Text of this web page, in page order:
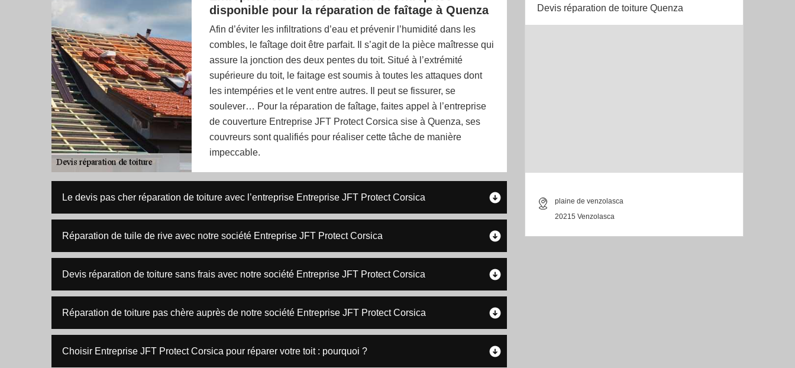
disponible pour la réparation de faîtage à Quenza
Afin d’éviter les infiltrations d’eau et prévenir l’humidité dans les
combles, le faîtage doit être parfait. Il s’agit de la pièce maîtresse qui
assure la jonction des deux pentes du toit. Situé à l’extrémité
supérieure du toit, le faitage est soumis à toutes les attaques dont
les intempéries et le vent entre autres. Il peut se fissurer, se
soulever… Pour la réparation de faîtage, faites appel à l’entreprise
de couverture Entreprise JFT Protect Corsica sise à Quenza, ses
couvreurs sont qualifiés pour réaliser cette tâche de manière
impeccable.
Le devis pas cher réparation de toiture avec l’entreprise Entreprise JFT Protect Corsica
Réparation de tuile de rive avec notre société Entreprise JFT Protect Corsica
Devis réparation de toiture sans frais avec notre société Entreprise JFT Protect Corsica
Réparation de toiture pas chère auprès de notre société Entreprise JFT Protect Corsica
Choisir Entreprise JFT Protect Corsica pour réparer votre toit : pourquoi ?
Devis réparation de toiture Quenza
plaine de venzolasca
20215 Venzolasca